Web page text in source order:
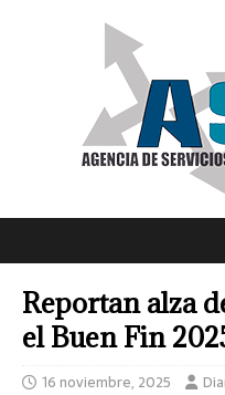
Reportan alza
el Buen Fin
16 noviembre, 2025